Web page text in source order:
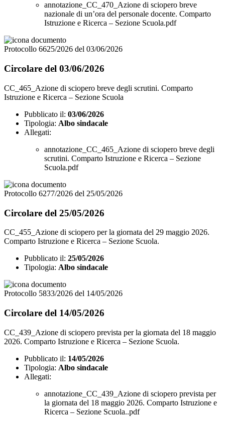
annotazione_CC_470_Azione di sciopero breve
nazionale di un’ora del personale docente. Comparto
Istruzione e Ricerca – Sezione Scuola.pdf
Protocollo 6625/2026 del 03/06/2026
Circolare del 03/06/2026
CC_465_Azione di sciopero breve degli scrutini. Comparto
Istruzione e Ricerca – Sezione Scuola
Pubblicato il: 03/06/2026
Tipologia: Albo sindacale
Allegati:
annotazione_CC_465_Azione di sciopero breve degli
scrutini. Comparto Istruzione e Ricerca – Sezione
Scuola.pdf
Protocollo 6277/2026 del 25/05/2026
Circolare del 25/05/2026
CC_455_Azione di sciopero per la giornata del 29 maggio 2026.
Comparto Istruzione e Ricerca – Sezione Scuola.
Pubblicato il: 25/05/2026
Tipologia: Albo sindacale
Protocollo 5833/2026 del 14/05/2026
Circolare del 14/05/2026
CC_439_Azione di sciopero prevista per la giornata del 18 maggio
2026. Comparto Istruzione e Ricerca – Sezione Scuola.
Pubblicato il: 14/05/2026
Tipologia: Albo sindacale
Allegati:
annotazione_CC_439_Azione di sciopero prevista per
la giornata del 18 maggio 2026. Comparto Istruzione e
Ricerca – Sezione Scuola..pdf